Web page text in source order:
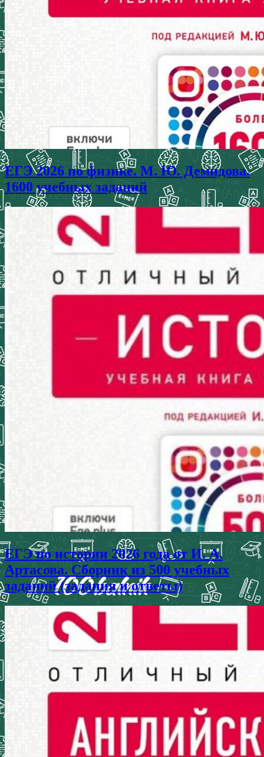
ЕГЭ 2026 по физике. М. Ю. Демидова.
1600 учебных заданий
ЕГЭ по истории 2026 года от И. А.
Артасова. Сборник из 500 учебных
заданий (задания и ответы)